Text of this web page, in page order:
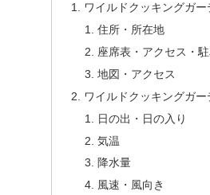
ワイルドクッキングガ
住所・所在地
座席表・アクセス・
地図・アクセス
ワイルドクッキングガ
日の出・日の入り
気温
降水量
風速・風向き